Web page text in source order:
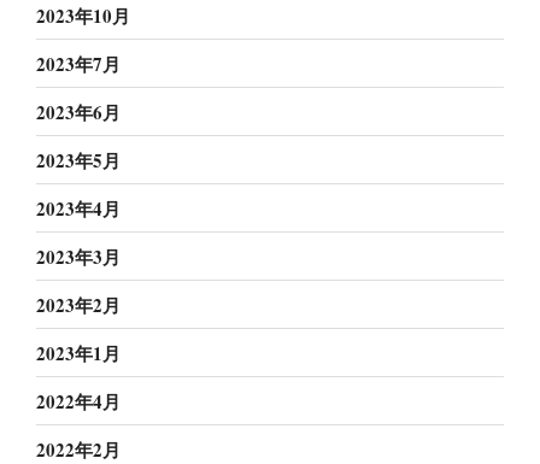
2023年10月
2023年7月
2023年6月
2023年5月
2023年4月
2023年3月
2023年2月
2023年1月
2022年4月
2022年2月